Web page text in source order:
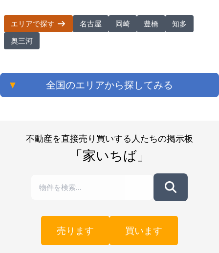
エリアで探す 名古屋 岡崎 豊橋
知多
奥三河
▼ 全国のエリアから探してみる
不動産を直接売り買いする人たちの掲示板
「家いちば」
売ります 買います